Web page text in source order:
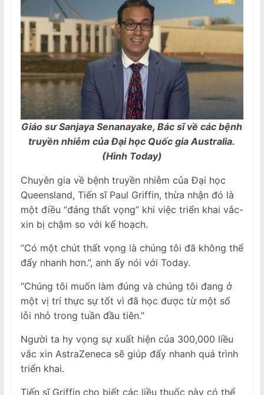
Giáo sư Sanjaya Senanayake, Bác sĩ về các bệnh
truyền nhiễm của Đại học Quốc gia Australia.
(Hình Today)
Chuyên gia về bệnh truyền nhiễm của Đại học
Queensland, Tiến sĩ Paul Griffin, thừa nhận đó là
một điều “đáng thất vọng” khi việc triển khai vắc-
xin bị chậm so với kế hoạch.
“Có một chút thất vọng là chúng tôi đã không thể
đẩy nhanh hơn.”, anh ấy nói với Today.
“Chúng tôi muốn làm đúng và chúng tôi đang ở
một vị trí thực sự tốt vì đã học được từ một số
lỗi nhỏ trong tuần đầu tiên.”
Người ta hy vọng sự xuất hiện của 300,000 liều
vắc xin AstraZeneca sẽ giúp đẩy nhanh quá trình
triển khai.
Tiến sĩ Griffin cho biết các liều thuốc này có thể